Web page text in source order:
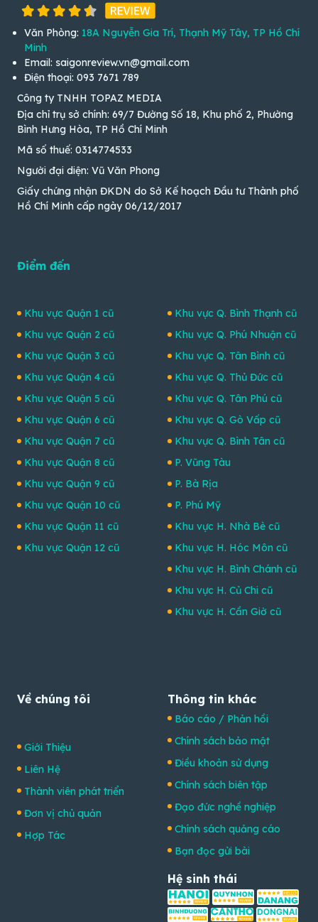
Văn Phòng: 18A Nguyễn Gia Trí, Thạnh Mỹ Tây, TP Hồ Chí
Minh
Email: saigonreview.vn@gmail.com
Điện thoại: 093 7671 789
Công ty TNHH TOPAZ MEDIA
Địa chỉ trụ sở chính: 69/7 Đường Số 18, Khu phố 2, Phường
Bình Hưng Hòa, TP Hồ Chí Minh
Mã số thuế: 0314774533
Người đại diện: Vũ Văn Phong
Giấy chứng nhận ĐKDN do Sở Kế hoạch Đầu tư Thành phố
Hồ Chí Minh cấp ngày 06/12/2017
Điểm đến
Khu vực Quận 1 cũ
Khu vực Quận 2 cũ
Khu vực Quận 3 cũ
Khu vực Quận 4 cũ
Khu vực Quận 5 cũ
Khu vực Quận 6 cũ
Khu vực Quận 7 cũ
Khu vực Quận 8 cũ
Khu vực Quận 9 cũ
Khu vực Quận 10 cũ
Khu vực Quận 11 cũ
Khu vực Quận 12 cũ
Khu vực Q. Bình Thạnh cũ
Khu vực Q. Phú Nhuận cũ
Khu vực Q. Tân Bình cũ
Khu vực Q. Thủ Đức cũ
Khu vực Q. Tân Phú cũ
Khu vực Q. Gò Vấp cũ
Khu vực Q. Bình Tân cũ
P. Vũng Tàu
P. Bà Rịa
P. Phú Mỹ
Khu vực H. Nhà Bè cũ
Khu vực H. Hóc Môn cũ
Khu vực H. Bình Chánh cũ
Khu vực H. Củ Chi cũ
Khu vực H. Cần Giờ cũ
Về chúng tôi
Giới Thiệu
Liên Hệ
Thành viên phát triển
Đơn vị chủ quản
Hợp Tác
Thông tin khác
Báo cáo / Phản hồi
Chính sách bảo mật
Điều khoản sử dụng
Chính sách biên tập
Đạo đức nghề nghiệp
Chính sách quảng cáo
Bạn đọc gửi bài
Hệ sinh thái